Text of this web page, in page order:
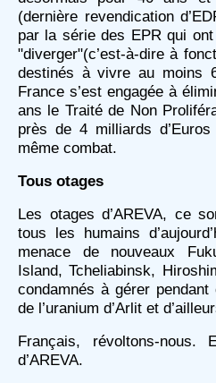
(dernière revendication
par la série des EPR qui
"diverger"(c’est-à-dire à
destinés à vivre au moins
France s’est engagée à
ans le Traité de Non
près de 4 milliards
même combat.
Tous otages
Les otages d’AREVA, ce
tous les humains
menace de nouveaux
Island, Tcheliabinsk,
condamnés à gérer
de l’uranium d’Arlit et
Français, révoltons-
d’AREVA.